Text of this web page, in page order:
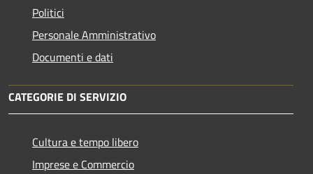
Politici
Personale Amministrativo
Documenti e dati
CATEGORIE DI SERVIZIO
Cultura e tempo libero
Imprese e Commercio